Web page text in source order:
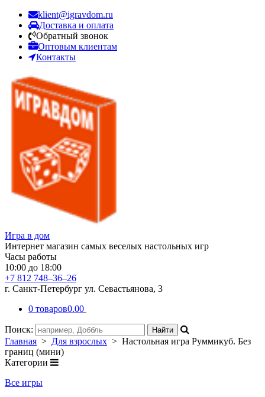
klient@igravdom.ru
Доставка и оплата
Обратный звонок
Оптовым клиентам
Контакты
Игра в дом
Интернет магазин самых веселых настольных игр
Часы работы
10:00 до 18:00
+7 812 748–36–26
г. Санкт-Петербург ул. Севастьянова, 3
0 товаров0.00
Поиск:
Главная > Для взрослых > Настольная игра Руммикуб. Без
границ (мини)
Категории
Все игры